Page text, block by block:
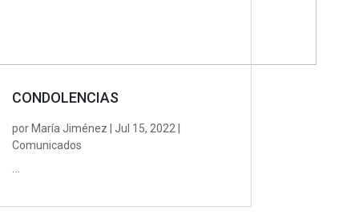
CONDOLENCIAS
por María Jiménez Jul 15, 2022
Comunicados
…